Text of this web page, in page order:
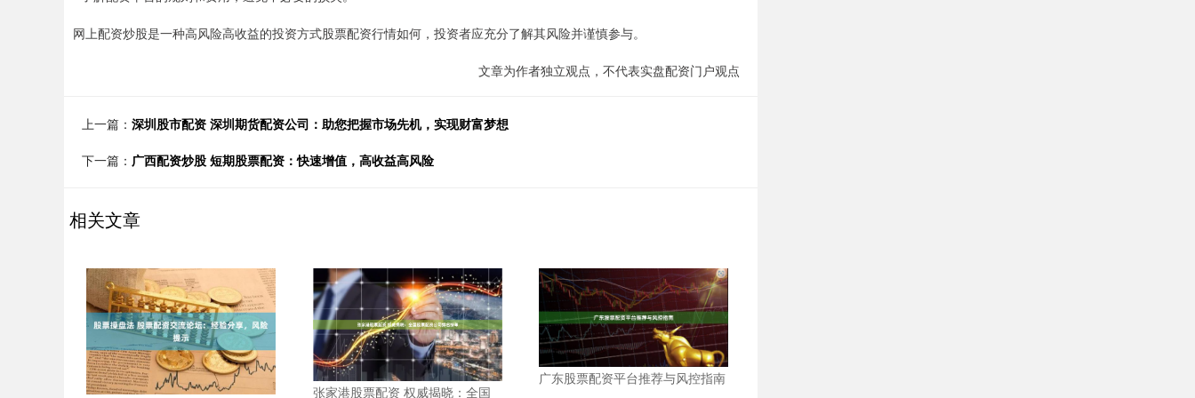
网上配资炒股是一种高风险高收益的投资方式股票配资行情如何，投资者应充分了解其风险并谨慎参与。
文章为作者独立观点，不代表实盘配资门户观点
上一篇： 深圳股市配资 深圳期货配资公司：助您把握市场先机，实现财富梦想
下一篇： 广西配资炒股 短期股票配资：快速增值，高收益高风险
相关文章
张家港股票配资 权威揭晓：全国
广东股票配资平台推荐与风控指南